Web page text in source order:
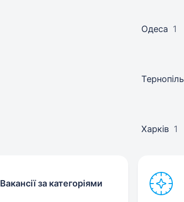
Одеса 1
Тернопіль
Харків 1
Вакансії за категоріями